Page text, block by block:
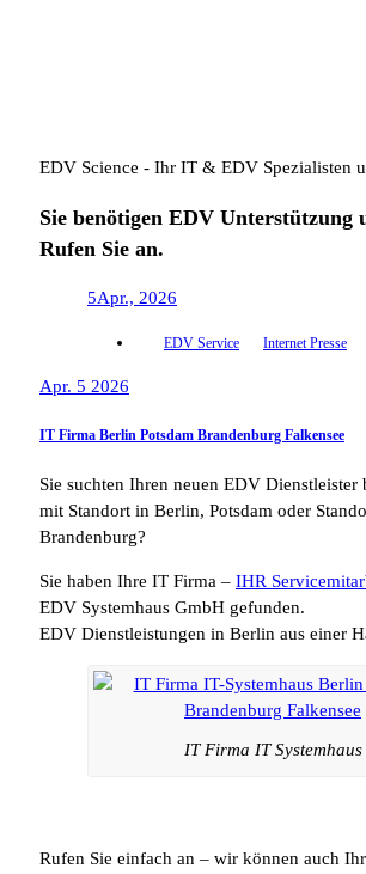
EDV Science - Ihr IT & EDV Spezialisten
Sie benötigen EDV Unterstützung
Rufen Sie an.
5Apr., 2026
EDV Service Internet Presse
Apr. 5 2026
IT Firma Berlin Potsdam Brandenburg Falkensee
Sie suchten Ihren neuen EDV
mit Standort in Berlin, Potsdam oder
Brandenburg?
Sie haben Ihre IT Firma – IHR
EDV Systemhaus GmbH gefunden.
EDV Dienstleistungen in Berlin aus einer
IT Firma IT Systemhaus
Rufen Sie einfach an – wir können auch